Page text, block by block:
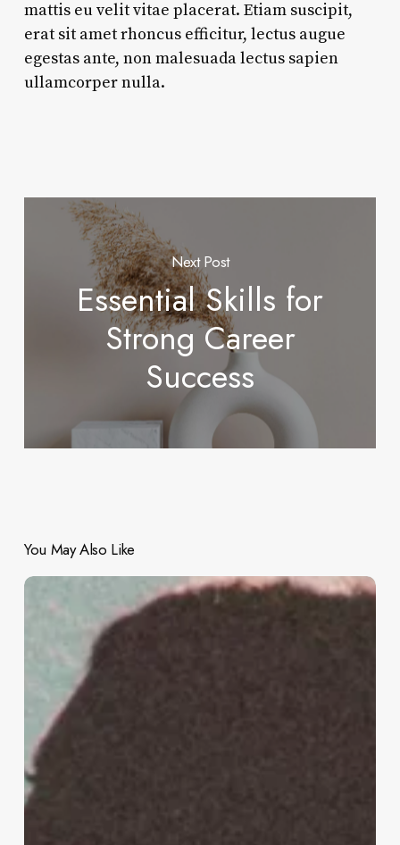
mattis eu velit vitae placerat. Etiam suscipit,
erat sit amet rhoncus efficitur, lectus augue
egestas ante, non malesuada lectus sapien
ullamcorper nulla.
Next Post
Essential Skills for
Strong Career
Success
You May Also Like
Discovering
Passion